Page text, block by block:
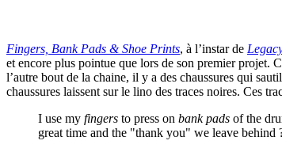
Fingers, Bank Pads & Shoe Prints, à l’instar de
et encore plus pointue que lors de son premier projet.
l’autre bout de la chaine, il y a des chaussures qui
chaussures laissent sur le lino des traces noires. Ces
I use my fingers to press on bank pads of the
great time and the "thank you" we leave